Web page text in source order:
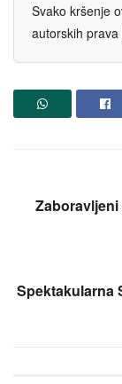
Svako kršenje
autorskih
Spektakularna